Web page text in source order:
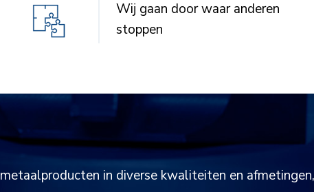
Wij gaan door waar anderen
stoppen
metaalproducten in diverse kwaliteiten en